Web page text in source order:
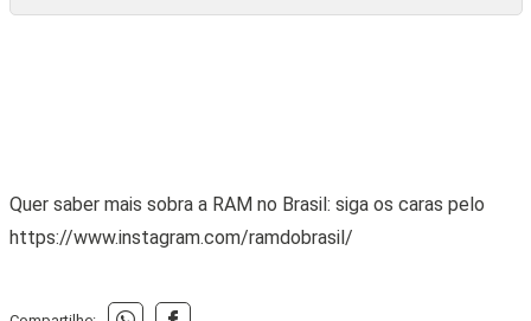
Quer saber mais sobra a RAM no Brasil: siga os caras pelo
https://www.instagram.com/ramdobrasil/